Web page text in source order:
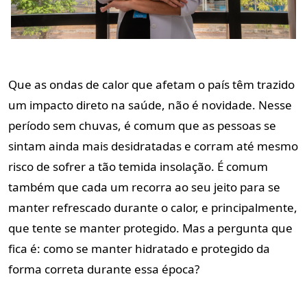
Que as ondas de calor que afetam o país têm trazido
um impacto direto na saúde, não é novidade. Nesse
período sem chuvas, é comum que as pessoas se
sintam ainda mais desidratadas e corram até mesmo
risco de sofrer a tão temida insolação. É comum
também que cada um recorra ao seu jeito para se
manter refrescado durante o calor, e principalmente,
que tente se manter protegido. Mas a pergunta que
fica é: como se manter hidratado e protegido da
forma correta durante essa época?